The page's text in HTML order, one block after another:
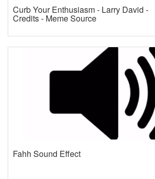
Curb Your Enthusiasm - Larry David -
Credits - Meme Source
Fahh Sound Effect